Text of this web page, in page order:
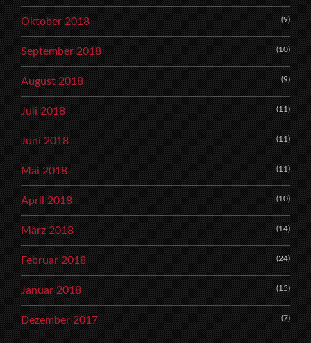
Oktober 2018 (9)
September 2018 (10)
August 2018 (9)
Juli 2018 (11)
Juni 2018 (11)
Mai 2018 (11)
April 2018 (10)
März 2018 (14)
Februar 2018 (24)
Januar 2018 (15)
Dezember 2017 (7)